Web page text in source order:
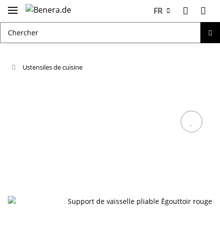
FR
Ustensiles de cuisine